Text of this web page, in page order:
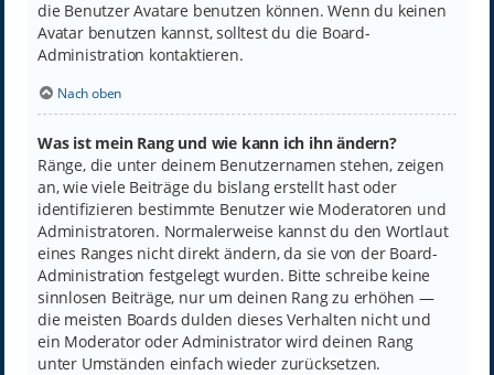
die Benutzer Avatare benutzen können. Wenn du keinen
Avatar benutzen kannst, solltest du die Board-
Administration kontaktieren.
Nach oben
Was ist mein Rang und wie kann ich ihn ändern?
Ränge, die unter deinem Benutzernamen stehen, zeigen
an, wie viele Beiträge du bislang erstellt hast oder
identifizieren bestimmte Benutzer wie Moderatoren und
Administratoren. Normalerweise kannst du den Wortlaut
eines Ranges nicht direkt ändern, da sie von der Board-
Administration festgelegt wurden. Bitte schreibe keine
sinnlosen Beiträge, nur um deinen Rang zu erhöhen —
die meisten Boards dulden dieses Verhalten nicht und
ein Moderator oder Administrator wird deinen Rang
unter Umständen einfach wieder zurücksetzen.